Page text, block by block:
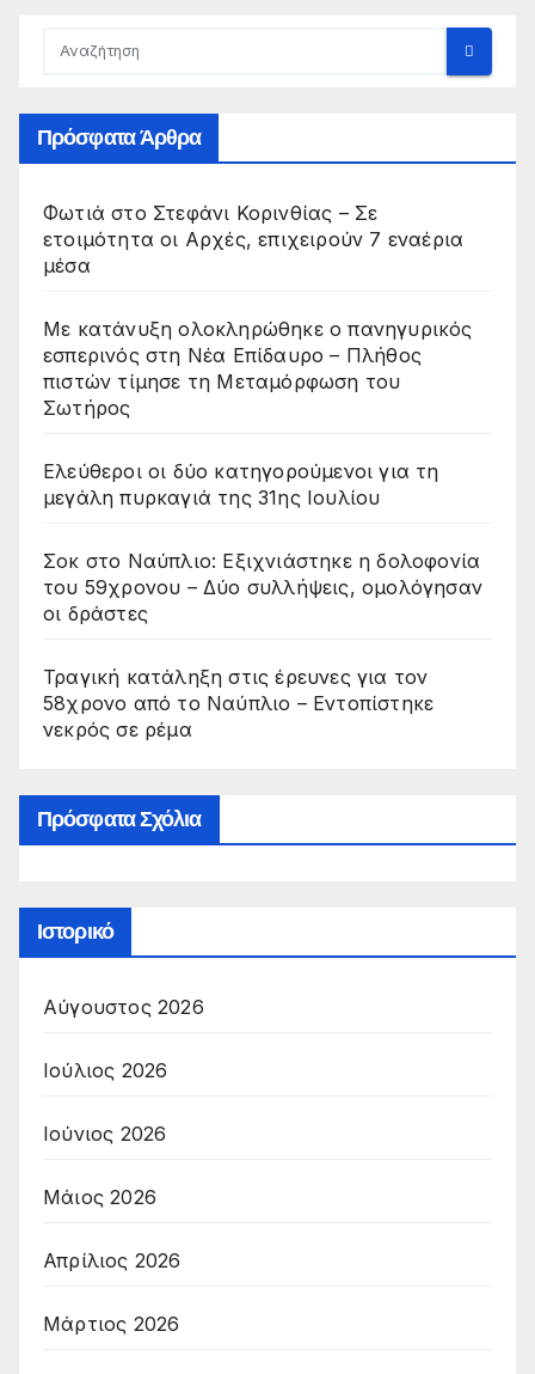
Πρόσφατα Άρθρα
Φωτιά στο Στεφάνι Κορινθίας – Σε
ετοιμότητα οι Αρχές, επιχειρούν 7 εναέρια
μέσα
Με κατάνυξη ολοκληρώθηκε ο πανηγυρικός
εσπερινός στη Νέα Επίδαυρο – Πλήθος
πιστών τίμησε τη Μεταμόρφωση του
Σωτήρος
Ελεύθεροι οι δύο κατηγορούμενοι για τη
μεγάλη πυρκαγιά της 31ης Ιουλίου
Σοκ στο Ναύπλιο: Εξιχνιάστηκε η δολοφονία
του 59χρονου – Δύο συλλήψεις, ομολόγησαν
οι δράστες
Τραγική κατάληξη στις έρευνες για τον
58χρονο από το Ναύπλιο – Εντοπίστηκε
νεκρός σε ρέμα
Πρόσφατα Σχόλια
Ιστορικό
Αύγουστος 2026
Ιούλιος 2026
Ιούνιος 2026
Μάιος 2026
Απρίλιος 2026
Μάρτιος 2026